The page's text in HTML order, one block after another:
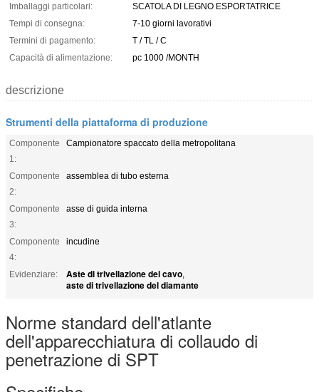
Imballaggi particolari:
SCATOLA DI LEGNO ESPORTATRICE
Tempi di consegna:
7-10 giorni lavorativi
Termini di pagamento:
T / TL / C
Capacità di alimentazione:
pc 1000 /MONTH
descrizione
Strumenti della piattaforma di produzione
Componente
1:
Campionatore spaccato della metropolitana
Componente
2:
assemblea di tubo esterna
Componente
3:
asse di guida interna
Componente
4:
incudine
Evidenziare: Aste di trivellazione del cavo,
aste di trivellazione del diamante
Norme standard dell'atlante
dell'apparecchiatura di collaudo di
penetrazione di SPT